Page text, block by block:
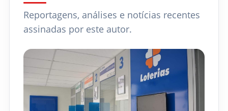
Reportagens, análises e notícias recentes
assinadas por este autor.